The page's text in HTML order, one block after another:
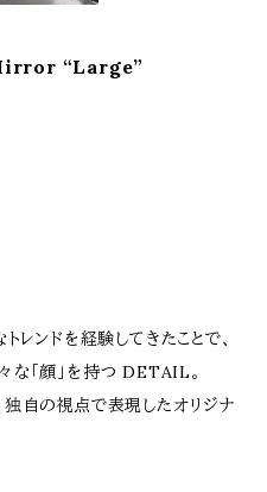
“Large”
レンドを経験してきたことで、
な「顔」を持つ DETAIL。
独自の視点で表現したオリジナ